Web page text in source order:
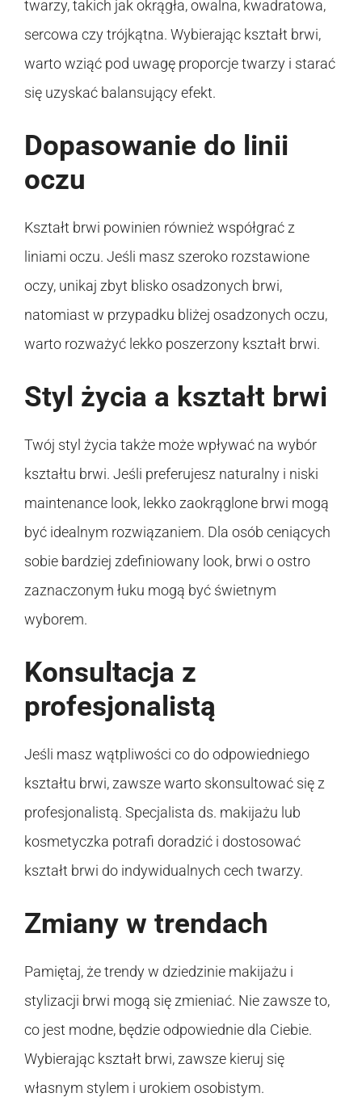
twarzy, takich jak okrągła, owalna, kwadratowa,
sercowa czy trójkątna. Wybierając kształt brwi,
warto wziąć pod uwagę proporcje twarzy i starać
się uzyskać balansujący efekt.
Dopasowanie do linii
oczu
Kształt brwi powinien również współgrać z
liniami oczu. Jeśli masz szeroko rozstawione
oczy, unikaj zbyt blisko osadzonych brwi,
natomiast w przypadku bliżej osadzonych oczu,
warto rozważyć lekko poszerzony kształt brwi.
Styl życia a kształt brwi
Twój styl życia także może wpływać na wybór
kształtu brwi. Jeśli preferujesz naturalny i niski
maintenance look, lekko zaokrąglone brwi mogą
być idealnym rozwiązaniem. Dla osób ceniących
sobie bardziej zdefiniowany look, brwi o ostro
zaznaczonym łuku mogą być świetnym
wyborem.
Konsultacja z
profesjonalistą
Jeśli masz wątpliwości co do odpowiedniego
kształtu brwi, zawsze warto skonsultować się z
profesjonalistą. Specjalista ds. makijażu lub
kosmetyczka potrafi doradzić i dostosować
kształt brwi do indywidualnych cech twarzy.
Zmiany w trendach
Pamiętaj, że trendy w dziedzinie makijażu i
stylizacji brwi mogą się zmieniać. Nie zawsze to,
co jest modne, będzie odpowiednie dla Ciebie.
Wybierając kształt brwi, zawsze kieruj się
własnym stylem i urokiem osobistym.